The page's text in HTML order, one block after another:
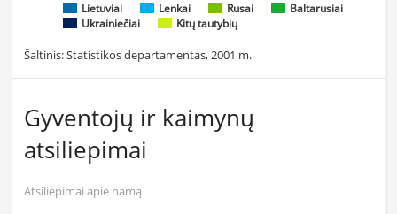
Lietuviai Lenkai Rusai
Baltarusiai
Ukrainiečiai
Kitų tautybių
Šaltinis: Statistikos departamentas, 2001 m.
Gyventojų ir kaimynų
atsiliepimai
Atsiliepimai apie namą